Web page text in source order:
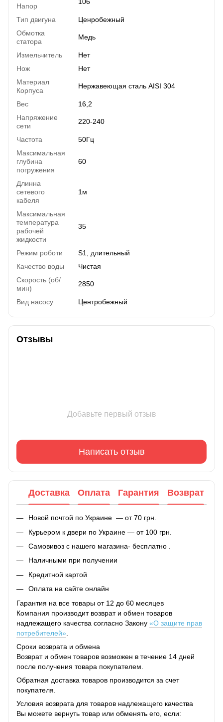
Напор
Тип двигуна
Ценробежный
Обмотка
статора
Медь
Измельчитель
Нет
Нож
Нет
Материал
Корпуса
Нержавеющая сталь AISI 304
Вес
16,2
Напряжение
сети
220-240
Частота
50Гц
Максимальная
глубина
погружения
60
Длинна
сетевого
кабеля
1м
Максимальная
температура
рабочей
жидкости
35
Режим роботи
S1, длительный
Качество воды
Чистая
Скорость (об/
мин)
2850
Вид насосу Центробежный
Отзывы
Добавьте первый отзыв
Написать отзыв
Доставка Оплата Гарантия Возврат
Новой почтой по Украине — от 70 грн.
Курьером к двери по Украине — от 100 грн.
Самовивоз с нашего магазина- бесплатно .
Наличными при получении
Кредитной картой
Оплата на сайте онлайн
Гарантия на все товары от 12 до 60 месяцев
Компания производит возврат и обмен товаров
надлежащего качества согласно Закону «О защите прав
потребителей»
Сроки возврата и обмена
Возврат и обмен товаров возможен в течение 14 дней
после получения товара покупателем.
Обратная доставка товаров производится за счет
покупателя.
Условия возврата для товаров надлежащего качества
Вы можете вернуть товар или обменять его, если: